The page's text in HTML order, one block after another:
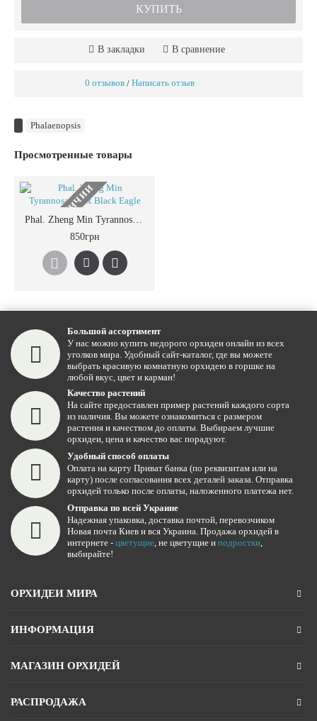
КУПИТЬ
В закладки В сравнение
0 отзывов / Написать отзыв
Phalaenopsis
Просмотренные товары
НЕТ В НАЛИЧИИ
Phal. Zheng Min Tyrannosaurus x Black Eagle
850грн
Большой ассортимент
У нас можно купить недорого орхидеи онлайн из всех
уголков мира. Удобный сайт-каталог, где вы можете
выбрать красивую комнатную орхидею в горшке на
любой вкус, цвет и карман!
Качество растений
На сайте предоставлен пример растений каждого сорта
из наличия. Вы можете ознакомиться с размером
растения и качеством до оплаты. Выбираем лучшие
орхидеи, цена и качество вас порадуют.
Удобный способ оплаты
Оплата на карту Приват банка (по реквизитам или на
карту) после согласования всех деталей заказа. Отправка
орхидей только после оплаты, наложенного платежа нет.
Отправка по всей Украине
Надежная упаковка, доставка почтой, перевозчиком
Новая почта Киев и вся Украина. Продажа орхидей в
интернете - цветущие, не цветущие и подростки,
выбирайте!
ОРХИДЕИ МИРА
ИНФОРМАЦИЯ
МАГАЗИН ОРХИДЕЙ
РАСПРОДАЖА